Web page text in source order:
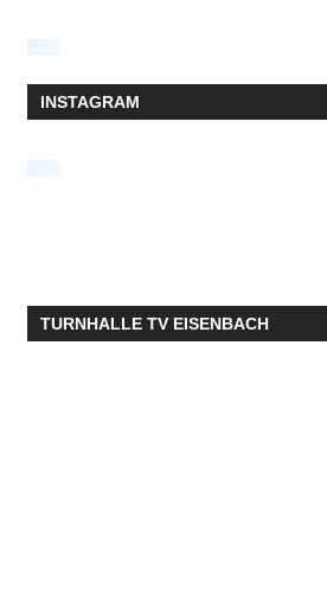
INSTAGRAM
TURNHALLE TV EISENBACH